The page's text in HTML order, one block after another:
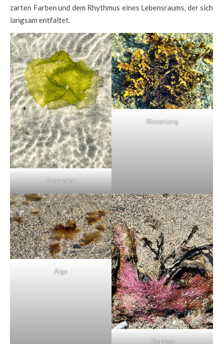
zarten Farben und dem Rhythmus eines Lebensraums, der sich
langsam entfaltet.
Meersalat
Blasentang
Alge
Rotalge